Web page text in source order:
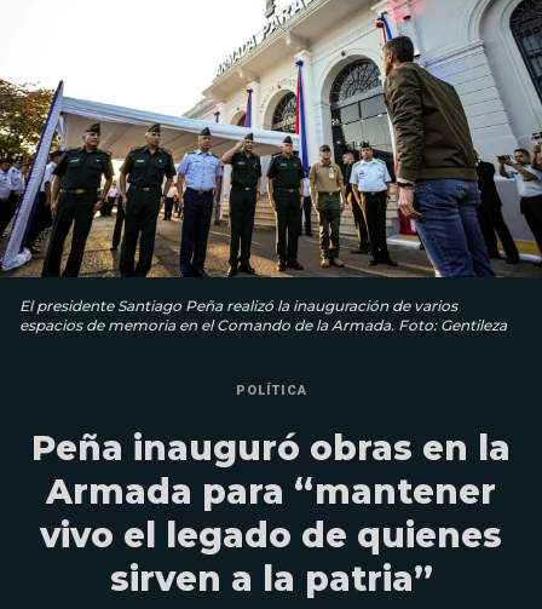
El presidente Santiago Peña realizó la inauguración de varios
espacios de memoria en el Comando de la Armada. Foto: Gentileza
POLÍTICA
Peña inauguró obras en la
Armada para “mantener
vivo el legado de quienes
sirven a la patria”